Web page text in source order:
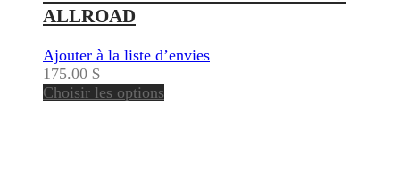
ALLROAD
Ajouter à la liste d’envies
175.00 $
Choisir les options